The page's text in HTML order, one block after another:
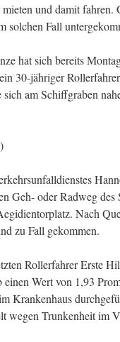
mieten und damit
solchen Fall
hat sich bereits
30-jähriger
am Schiffgraben
Geh- oder Radweg
Nach
zu Fall gekommen.
Rollerfahrer Erste
Wert von 1,93
Krankenhaus
wegen Trunkenheit im